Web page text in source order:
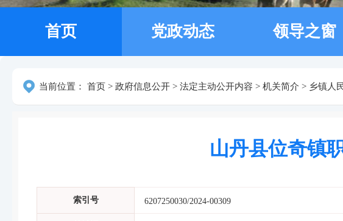
首页 党政动态 领导之窗
当前位置： 首页 > 政府信息公开 > 法定主动公开内容 > 机关简介 > 乡镇人
山丹县位奇镇
索引号 6207250030/2024-00309